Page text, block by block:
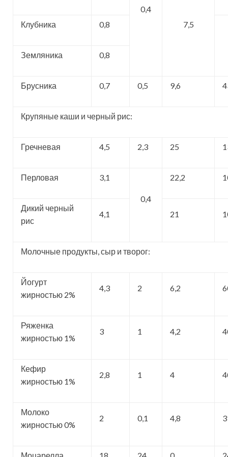
0,4
7,5
Клубника 0,8
Земляника 0,8
Брусника 0,7 0,5 9,6
Крупяные каши и черный рис:
Гречневая 4,5 2,3 25
Перловая 3,1
0,4
22,2
Дикий черный
рис
4,1 21
Молочные продукты, сыр и творог:
Йогурт
жирностью 2%
4,3 2 6,2
Ряженка
жирностью 1%
3 1 4,2
Кефир
жирностью 1%
2,8 1 4
Молоко
жирностью 0%
2 0,1 4,8
Моцарелла 18 24 0